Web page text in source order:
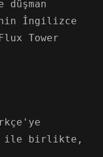
İngilizce
Tower
ile birlikte,